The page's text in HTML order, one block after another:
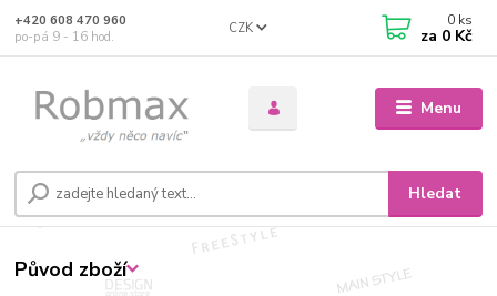
Menu
CZK
Hledat
+420 608 470 960
po-pá 9 - 16 hod.
0 ks
za 0 Kč
Původ zboží